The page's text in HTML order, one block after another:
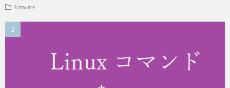
Vmware